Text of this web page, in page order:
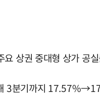
상권 중대형 상가 공
3분기까지